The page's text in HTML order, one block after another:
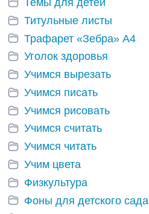
Титульные листы
Трафарет «Зебра» А4
Уголок здоровья
Учимся вырезать
Учимся писать
Учимся рисовать
Учимся считать
Учимся читать
Учим цвета
Физкультура
Фоны для детского сада